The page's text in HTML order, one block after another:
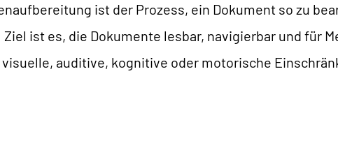
ist der Prozess, ein Dokument so zu
ist es, die Dokumente lesbar, navigierbar und für
visuelle, auditive, kognitive oder motorische